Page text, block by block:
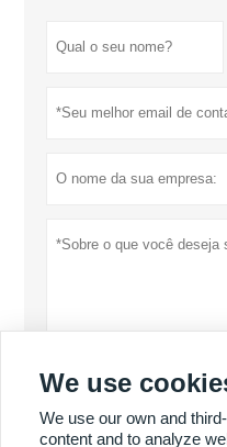
submeter
We use
We use our own and
content and to analyze